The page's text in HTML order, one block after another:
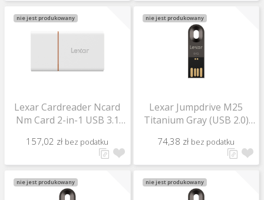
nie jest produkowany
Lexar Cardreader Ncard
Nm Card 2-in-1 USB 3.1
157,02 zł bez podatku
nie jest produkowany
Lexar Jumpdrive M25
Titanium Gray (USB 2.0)
74,38 zł bez podatku
nie jest produkowany nie jest produkowany